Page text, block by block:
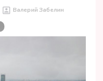
Валерий Забелин